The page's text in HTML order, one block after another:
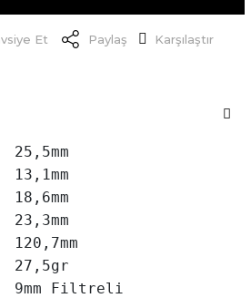
Et Paylaş Karşılaştır
Filtreli